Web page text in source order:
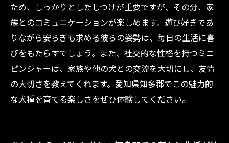
ため、しっかりとしたしつけが重要ですが、その分、家
族とのコミュニケーションが楽しめます。遊び好きであ
りながら安らぎも求める彼らの姿勢は、毎日の生活に喜
びをもたらすでしょう。また、社交的な性格を持つミニ
ピンシャーは、家族や他の犬との交流を大切にし、友情
の大切さを教えてくれます。愛知県知多郡でこの魅力的
な犬種を育てる楽しさをぜひ体験してください。